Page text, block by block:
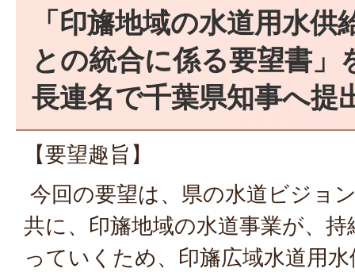
「印旛地域の水道用水供
との統合に係る要望書」
長連名で千葉県知事へ提
【要望趣旨】
今回の要望は、県の水道ビジョ
共に、印旛地域の水道事業が、
っていくため、印旛広域水道用